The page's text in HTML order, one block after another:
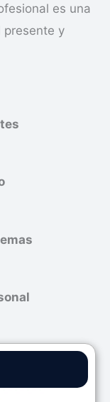
es una
presente y